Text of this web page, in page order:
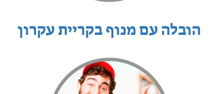
הובלה עם מנוף בקריית עקרון